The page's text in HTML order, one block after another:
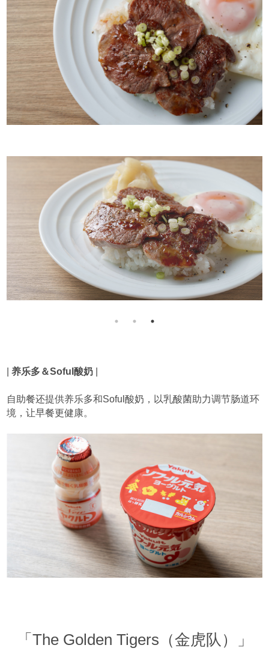
|养乐多＆Soful酸奶
自助餐还提供养乐多和Soful酸奶，以乳酸菌助力调节肠道环
境，让早餐更健康。
「The Golden Tigers（金虎队）」